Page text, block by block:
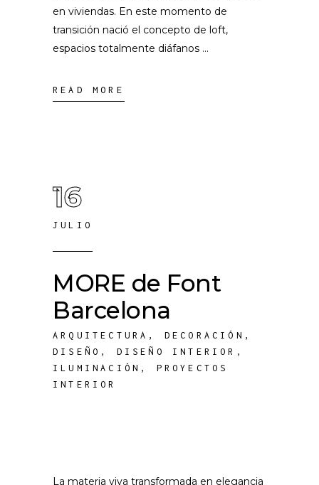
en viviendas. En este momento de
transición nació el concepto de loft,
espacios totalmente diáfanos
READ MORE
16
JULIO
MORE de Font
Barcelona
ARQUITECTURA , DECORACIÓN ,
DISEÑO , DISEÑO INTERIOR ,
ILUMINACIÓN , PROYECTOS
INTERIOR
La materia viva transformada en elegancia